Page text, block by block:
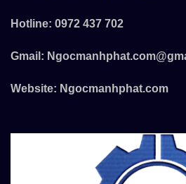
Hotline: 0972 437 702
Gmail:
Website: Ngocmanhphat.com